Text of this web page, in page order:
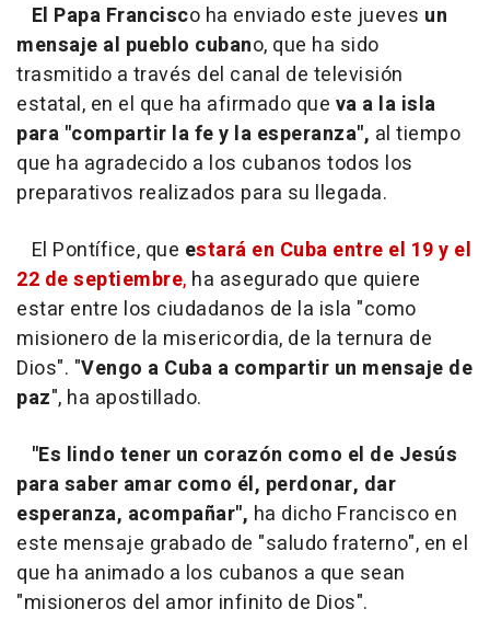
El Papa Francisco ha enviado este jueves un
mensaje al pueblo cubano, que ha sido
trasmitido a través del canal de televisión
estatal, en el que ha afirmado que va a la isla
para "compartir la fe y la esperanza", al tiempo
que ha agradecido a los cubanos todos los
preparativos realizados para su llegada.
El Pontífice, que estará en Cuba entre el 19 y el
22 de septiembre, ha asegurado que quiere
estar entre los ciudadanos de la isla "como
misionero de la misericordia, de la ternura de
Dios". "Vengo a Cuba a compartir un mensaje de
paz", ha apostillado.
"Es lindo tener un corazón como el de Jesús
para saber amar como él, perdonar, dar
esperanza, acompañar", ha dicho Francisco en
este mensaje grabado de "saludo fraterno", en el
que ha animado a los cubanos a que sean
"misioneros del amor infinito de Dios".